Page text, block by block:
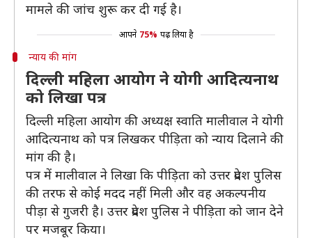
मामले की जांच शुरू कर दी गई है।
आपने 75% पढ़ लिया है
न्याय की मांग
दिल्ली महिला आयोग ने योगी आदित्यनाथ
को लिखा पत्र
दिल्ली महिला आयोग की अध्यक्ष स्वाति मालीवाल ने योगी
आदित्यनाथ को पत्र लिखकर पीड़िता को न्याय दिलाने की
मांग की है।
पत्र में मालीवाल ने लिखा कि पीड़िता को उत्तर प्रदेश पुलिस
की तरफ से कोई मदद नहीं मिली और वह अकल्पनीय
पीड़ा से गुजरी है। उत्तर प्रदेश पुलिस ने पीड़िता को जान देने
पर मजबूर किया।